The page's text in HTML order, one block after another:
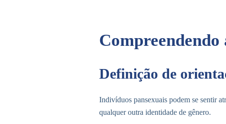
Definição de
Indivíduos pansexuais podem se sentir
qualquer outra identidade de gênero.